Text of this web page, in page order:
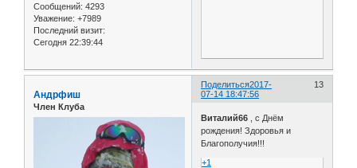
Сообщений: 4293
Уважение: +7989
Последний визит:
Сегодня 22:39:44
Поделиться 13
2017-
07-14 18:47:56
Андрфиш
Член Клуба
Виталий66
, с Днём
рождения! Здоровья и
Благополучия!!!
+1